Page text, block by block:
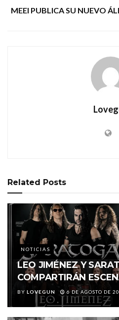
MEEI PUBLICA SU NUEVO
Related Posts
NOTICIAS
LEO JIMÉNEZ Y
COMPARTIRÁN
BY LOVEGUN 6 DE AGOSTO DE